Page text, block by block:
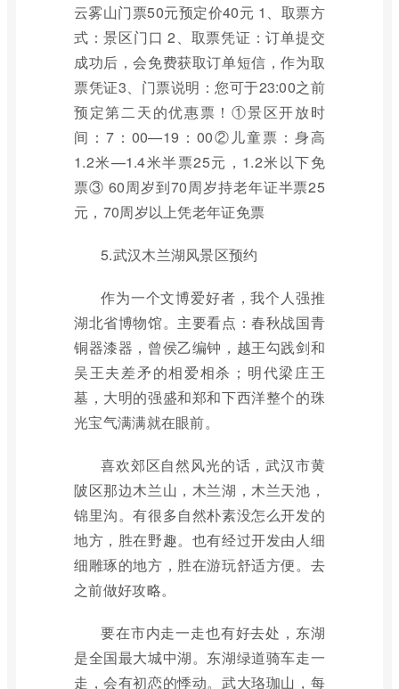
云雾山门票50元预定价40元 1、取票方
式：景区门口 2、取票凭证：订单提交
成功后，会免费获取订单短信，作为取
票凭证3、门票说明：您可于23:00之前
预定第二天的优惠票！①景区开放时
间：7：00—19：00②儿童票：身高
1.2米—1.4米半票25元，1.2米以下免
票③ 60周岁到70周岁持老年证半票25
元，70周岁以上凭老年证免票
5.武汉木兰湖风景区预约
作为一个文博爱好者，我个人强推
湖北省博物馆。主要看点：春秋战国青
铜器漆器，曾侯乙编钟，越王勾践剑和
吴王夫差矛的相爱相杀；明代梁庄王
墓，大明的强盛和郑和下西洋整个的珠
光宝气满满就在眼前。
喜欢郊区自然风光的话，武汉市黄
陂区那边木兰山，木兰湖，木兰天池，
锦里沟。有很多自然朴素没怎么开发的
地方，胜在野趣。也有经过开发由人细
细雕琢的地方，胜在游玩舒适方便。去
之前做好攻略。
要在市内走一走也有好去处，东湖
是全国最大城中湖。东湖绿道骑车走一
走，会有初恋的悸动。武大珞珈山，每